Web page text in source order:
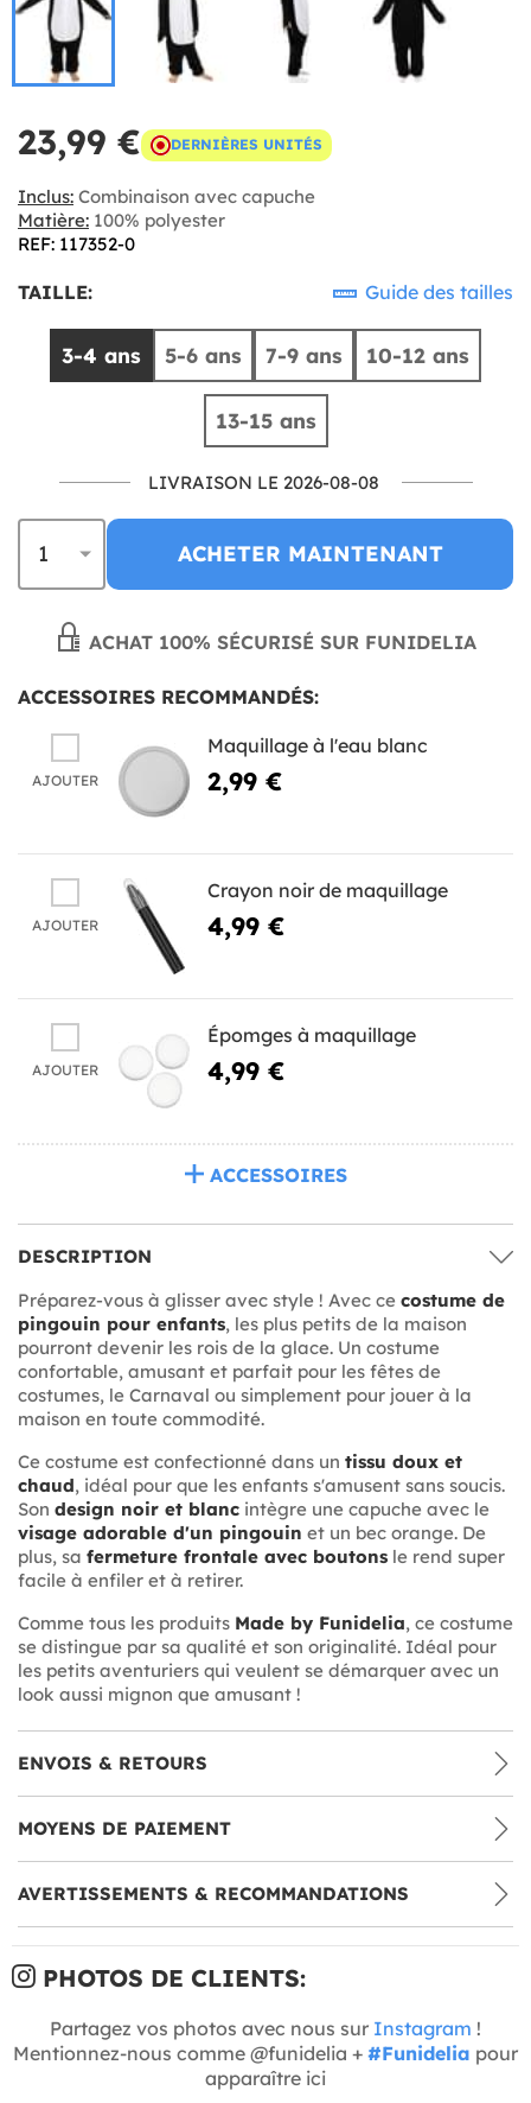
23,99 € DERNIÈRES UNITÉS
Inclus: Combinaison avec capuche
Matière: 100% polyester
REF: 117352-0
TAILLE: Guide des tailles
3-4 ans 5-6 ans 7-9 ans 10-12 ans
13-15 ans
LIVRAISON LE 2026-08-08
ACHETER MAINTENANT
ACHAT 100% SÉCURISÉ SUR FUNIDELIA
ACCESSOIRES RECOMMANDÉS:
AJOUTER
Maquillage à l'eau blanc
2,99 €
AJOUTER
Crayon noir de maquillage
4,99 €
AJOUTER
Épomges à maquillage
4,99 €
ACCESSOIRES
DESCRIPTION
Préparez-vous à glisser avec style ! Avec ce costume de
pingouin pour enfants, les plus petits de la maison
pourront devenir les rois de la glace. Un costume
confortable, amusant et parfait pour les fêtes de
costumes, le Carnaval ou simplement pour jouer à la
maison en toute commodité.
Ce costume est confectionné dans un tissu doux et
chaud, idéal pour que les enfants s'amusent sans soucis.
Son design noir et blanc intègre une capuche avec le
visage adorable d'un pingouin et un bec orange. De
plus, sa fermeture frontale avec boutons le rend super
facile à enfiler et à retirer.
Comme tous les produits Made by Funidelia, ce costume
se distingue par sa qualité et son originalité. Idéal pour
les petits aventuriers qui veulent se démarquer avec un
look aussi mignon que amusant !
ENVOIS & RETOURS
MOYENS DE PAIEMENT
AVERTISSEMENTS & RECOMMANDATIONS
PHOTOS DE CLIENTS:
Partagez vos photos avec nous sur Instagram !
Mentionnez-nous comme @funidelia + #Funidelia pour
apparaître ici